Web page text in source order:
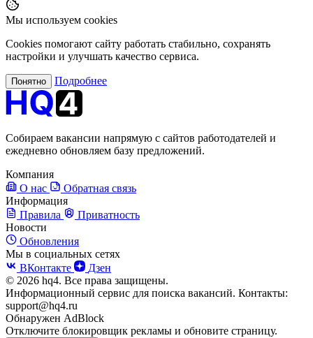
Мы используем cookies
Cookies помогают сайту работать стабильно, сохранять
настройки и улучшать качество сервиса.
Понятно Подробнее
Собираем вакансии напрямую с сайтов работодателей и
ежедневно обновляем базу предложений.
Компания
О нас
Обратная связь
Информация
Правила
Приватность
Новости
Обновления
Мы в социальных сетях
ВКонтакте
Дзен
© 2026 hq4. Все права защищены.
Информационный сервис для поиска вакансий. Контакты:
support@hq4.ru
Обнаружен AdBlock
Отключите блокировщик рекламы и обновите страницу.